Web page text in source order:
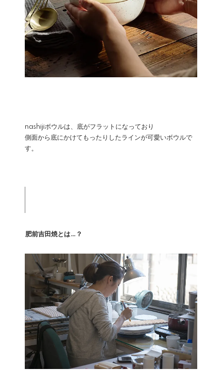
nashijiボウルは、底がフラットになっており
側面から底にかけてもったりしたラインが可愛いボウルで
す。
肥前吉田焼とは…？